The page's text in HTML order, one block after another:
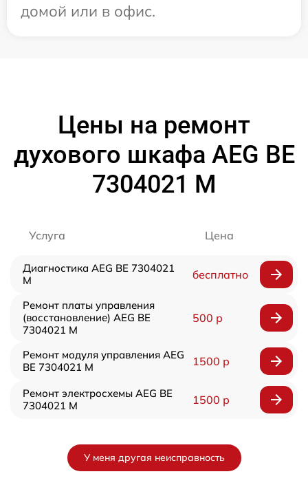
домой или в офис.
Цены на ремонт
духового шкафа AEG BE
7304021 M
Услуга Цена
Диагностика AEG BE 7304021
M
бесплатно
Ремонт платы управления
(восстановление) AEG BE
7304021 M
500 р
Ремонт модуля управления AEG
BE 7304021 M
1500 р
Ремонт электросхемы AEG BE
7304021 M
1500 р
У меня другая неисправность